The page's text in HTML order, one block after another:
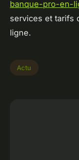
banque-pro-en-
services et tarifs
ligne.
Actu